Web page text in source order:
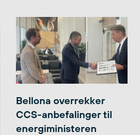
Bellona overrekker
CCS-anbefalinger til
energiministeren